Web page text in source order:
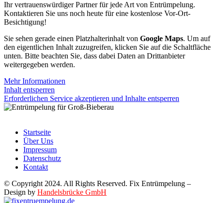
Ihr vertrauenswürdiger Partner für jede Art von Entrümpelung.
Kontaktieren Sie uns noch heute für eine kostenlose Vor-Ort-
Besichtigung!
Sie sehen gerade einen Platzhalterinhalt von Google Maps. Um auf
den eigentlichen Inhalt zuzugreifen, klicken Sie auf die Schaltfläche
unten. Bitte beachten Sie, dass dabei Daten an Drittanbieter
weitergegeben werden.
Mehr Informationen
Inhalt entsperren
Erforderlichen Service akzeptieren und Inhalte entsperren
Startseite
Über Uns
Impressum
Datenschutz
Kontakt
© Copyright 2024. All Rights Reserved. Fix Entrümpelung –
Design by Handelsbrücke GmbH